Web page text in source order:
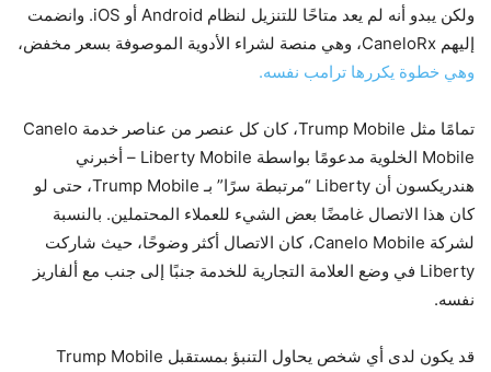
ولكن يبدو أنه لم يعد متاحًا للتنزيل لنظام Android أو iOS. وانضمت
إليهم CaneloRx، وهي منصة لشراء الأدوية الموصوفة بسعر مخفض،
وهي خطوة يكررها ترامب نفسه.
تمامًا مثل Trump Mobile، كان كل عنصر من عناصر خدمة Canelo
Mobile الخلوية مدعومًا بواسطة Liberty Mobile – أخبرني
هندريكسون أن Liberty “مرتبطة سرًا” بـ Trump Mobile، حتى لو
كان هذا الاتصال غامضًا بعض الشيء للعملاء المحتملين. بالنسبة
لشركة Canelo Mobile، كان الاتصال أكثر وضوحًا، حيث شاركت
Liberty في وضع العلامة التجارية للخدمة جنبًا إلى جنب مع ألفاريز
نفسه.
قد يكون لدى أي شخص يحاول التنبؤ بمستقبل Trump Mobile